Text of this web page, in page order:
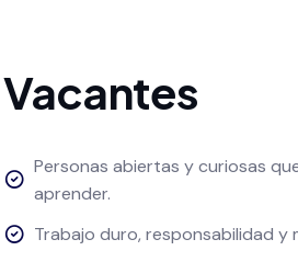
Vacantes
Personas abiertas y curiosas
aprender.
Trabajo duro, responsabilidad y